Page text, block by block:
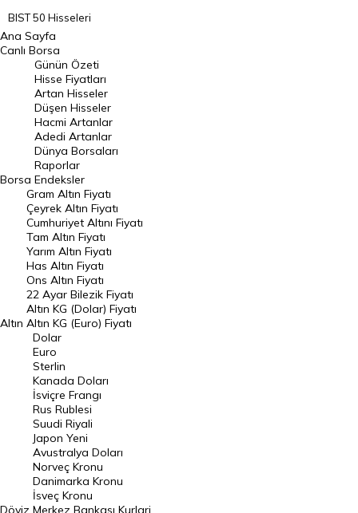
BIST 50 Hisseleri
BIST 100 Hisseleri
En Çok Artan Hisseler
En Çok Düşen Hisseler
Hacmi Artanlar
Geçmiş Kapanışlar
Dünya Borsaları
Raporlar
Endeksler
DÖVİZ
Döviz Kuru
Dolar Kuru
Euro Kuru
Pound Kuru
Frank Kuru
Riyal Kuru
Avustralya Doları
Danimarka Kronu Kuru
Kanada Doları Kuru
Ana Sayfa
Canlı Borsa
Borsa
Günün Özeti
Hisse Fiyatları
Artan Hisseler
Düşen Hisseler
Hacmi Artanlar
Adedi Artanlar
Dünya Borsaları
Raporlar
Endeksler
Altın
Gram Altın Fiyatı
Çeyrek Altın Fiyatı
Cumhuriyet Altını Fiyatı
Tam Altın Fiyatı
Yarım Altın Fiyatı
Has Altın Fiyatı
Ons Altın Fiyatı
22 Ayar Bilezik Fiyatı
Altın KG (Dolar) Fiyatı
Altın KG (Euro) Fiyatı
Döviz
Dolar
Euro
Sterlin
Kanada Doları
İsviçre Frangı
Rus Rublesi
Suudi Riyali
Japon Yeni
Avustralya Doları
Norveç Kronu
Danimarka Kronu
İsveç Kronu
Merkez Bankası Kurlari